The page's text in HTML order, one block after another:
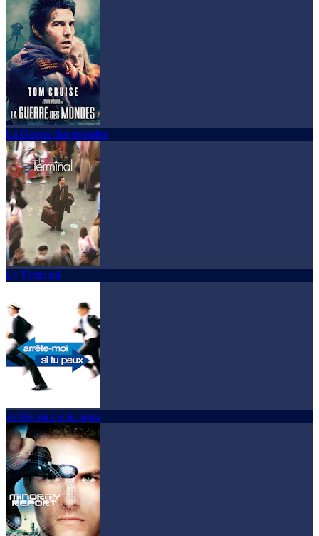
La Guerre des mondes
Le Terminal
Arrête-moi si tu peux